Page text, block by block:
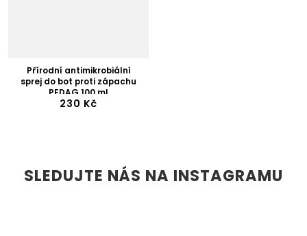
Přírodní antimikrobiální
sprej do bot proti zápachu
PEDAG 100 ml
230 Kč
SLEDUJTE NÁS NA INSTAGRAMU